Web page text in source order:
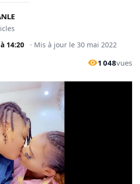
à 14:20 · Mis à jour le 30 mai 2022
1 048vues